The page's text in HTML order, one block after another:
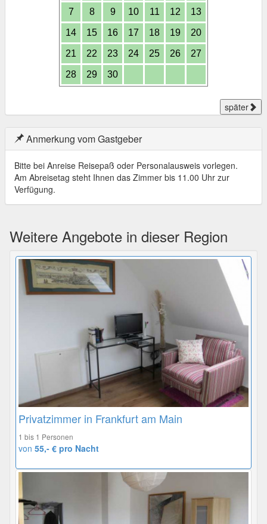
7 8 9 10 11 12 13
14 15 16 17 18 19 20
21 22 23 24 25 26 27
28 29 30
später
Anmerkung vom Gastgeber
Bitte bei Anreise Reisepaß oder Personalausweis vorlegen.
Am Abreisetag steht Ihnen das Zimmer bis 11.00 Uhr zur
Verfügung.
Weitere Angebote in dieser Region
Privatzimmer in Frankfurt am Main
1 bis 1 Personen
von 55,- € pro Nacht